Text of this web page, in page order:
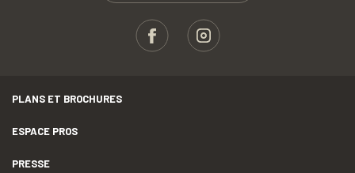
PLANS ET BROCHURES
ESPACE PROS
PRESSE